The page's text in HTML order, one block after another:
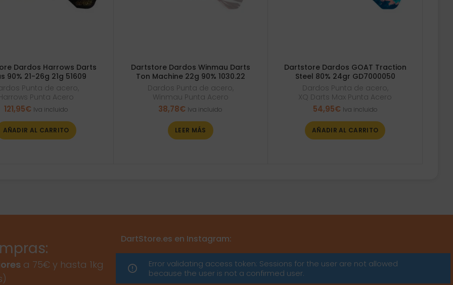
Dardos Harrows Darts
90% 21-26g 21g 51609
Punta de acero,
Punta Acero
121,95€ Iva incluido
AÑADIR AL CARRITO
Dartstore Dardos Winmau Darts
Ton Machine 22g 90% 1030.22
Dardos Punta de acero,
Winmau Punta Acero
38,78€ Iva incluido
LEER MÁS
Dartstore Dardos GOAT Traction
Steel 80% 24gr GD7000050
Dardos Punta de acero,
XQ Darts Max Punta Acero
54,95€ Iva incluido
AÑADIR AL CARRITO
a 75€ y hasta 1kg
DartStore.es en Instagram:
Error validating access token: Sessions for the user are not allowed
because the user is not a confirmed user.